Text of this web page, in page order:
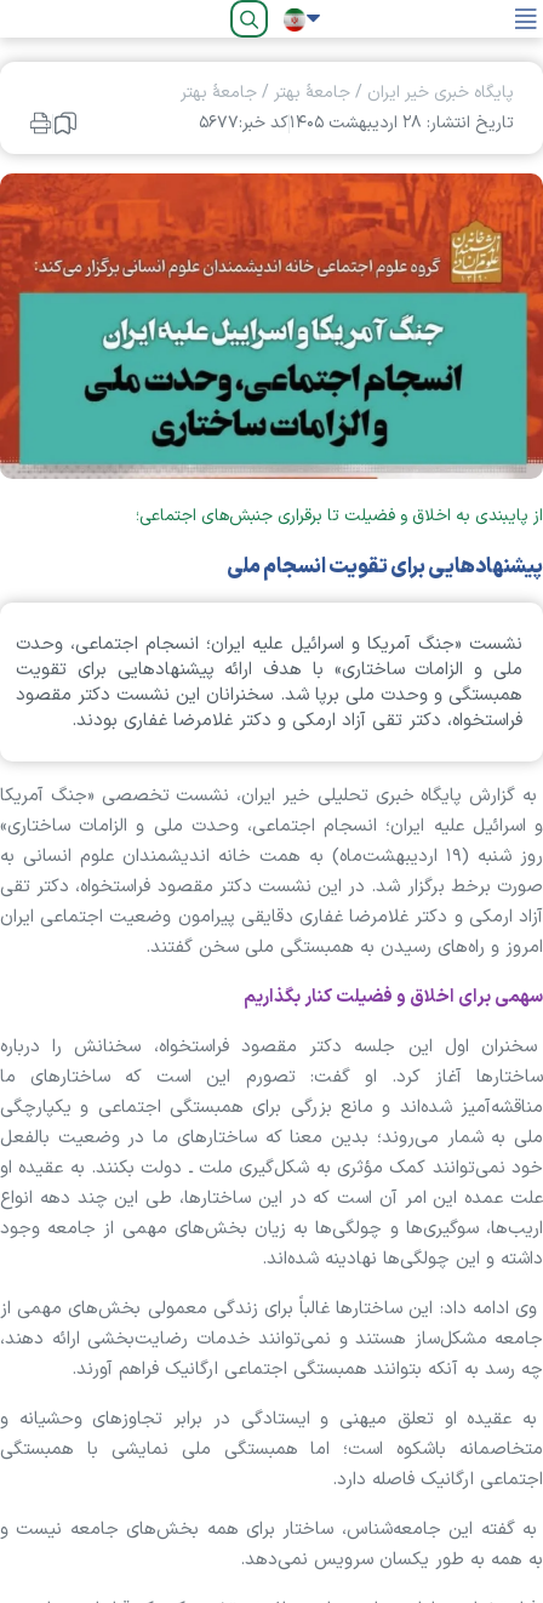
فارسی
پایگاه خبری خیر ایران /جامعۀ بهتر /جامعۀ بهتر
تاریخ انتشار: ۲۸ ارديبهشت ۱۴۰۵
کد خبر:۵۶۷۷
از پایبندی به اخلاق و فضیلت تا برقراری جنبش‌های اجتماعی؛
پیشنهادهایی برای تقویت انسجام ملی
نشست «جنگ آمریکا و اسرائیل علیه ایران؛ انسجام اجتماعی، وحدت
ملی و الزامات ساختاری» با هدف ارائه پیشنهاد‌هایی برای تقویت
همبستگی و وحدت ملی برپا شد. سخنرانان این نشست دکتر مقصود
فراستخواه، دکتر تقی آزاد ارمکی و دکتر غلامرضا غفاری بودند.
به گزارش پایگاه خبری تحلیلی خیر ایران، نشست تخصصی «جنگ آمریکا
و اسرائیل علیه ایران؛ انسجام اجتماعی، وحدت ملی و الزامات ساختاری»
روز شنبه (۱۹ اردیبهشت‌ماه) به همت خانه اندیشمندان علوم انسانی به
صورت برخط برگزار شد. در این نشست دکتر مقصود فراستخواه، دکتر تقی
آزاد ارمکی و دکتر غلامرضا غفاری دقایقی پیرامون وضعیت اجتماعی ایران
امروز و راه‌های رسیدن به همبستگی ملی سخن گفتند.
سهمی برای اخلاق و فضیلت کنار بگذاریم
سخنران اول این جلسه دکتر مقصود فراستخواه، سخنانش را درباره
ساختار‌ها آغاز کرد. او گفت: تصورم این است که ساختار‌های ما
مناقشه‌آمیز شده‌اند و مانع بزرگی برای همبستگی اجتماعی و یکپارچگی
ملی به شمار می‌روند؛ بدین معنا که ساختار‌های ما در وضعیت بالفعل
خود نمی‌توانند کمک مؤثری به شکل‌گیری ملت ـ دولت بکنند. به عقیده او
علت عمده این امر آن است که در این ساختارها، طی این چند دهه انواع
اریب‌ها، سوگیری‌ها و چولگی‌ها به زیان بخش‌های مهمی از جامعه وجود
داشته و این چولگی‌ها نهادینه شده‌اند.
وی ادامه داد: این ساختار‌ها غالباً برای زندگی معمولی بخش‌های مهمی از
جامعه مشکل‌ساز هستند و نمی‌توانند خدمات رضایت‌بخشی ارائه دهند،
چه رسد به آنکه بتوانند همبستگی اجتماعی ارگانیک فراهم آورند.
به عقیده او تعلق میهنی و ایستادگی در برابر تجاوز‌های وحشیانه و
متخاصمانه باشکوه است؛ اما همبستگی ملی نمایشی با همبستگی
اجتماعی ارگانیک فاصله دارد.
به گفته این جامعه‌شناس، ساختار برای همه بخش‌های جامعه نیست و
به همه به طور یکسان سرویس نمی‌دهد.